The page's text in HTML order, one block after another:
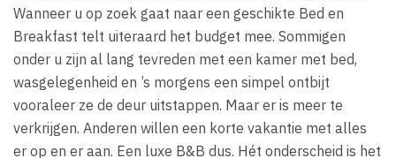
Wanneer u op zoek gaat naar een geschikte Bed en
Breakfast telt uiteraard het budget mee. Sommigen
onder u zijn al lang tevreden met een kamer met bed,
wasgelegenheid en ’s morgens een simpel ontbijt
vooraleer ze de deur uitstappen. Maar er is meer te
verkrijgen. Anderen willen een korte vakantie met alles
er op en er aan. Een luxe B&B dus. Hét onderscheid is het